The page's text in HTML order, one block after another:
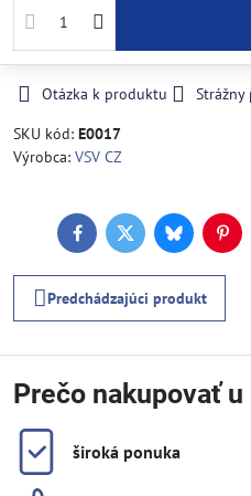
Otázka k produktu Strážny
SKU kód: E0017
Výrobca: VSV CZ
FacebookTwitterBluesky
Predchádzajúci produkt
Prečo nakupovať u
široká ponuka